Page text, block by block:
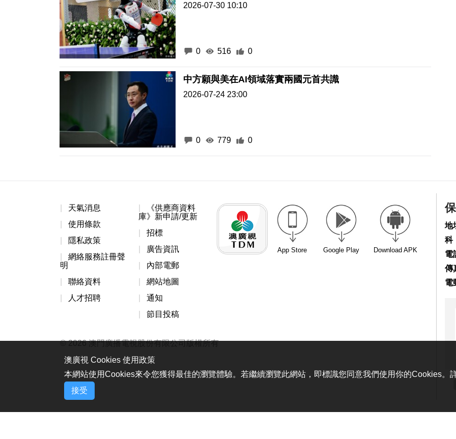
2026-07-30 10:10
0 516 0
中方願與美在AI領域落實兩國元首共識
2026-07-24 23:00
0 779 0
天氣消息
使用條款
隱私政策
網絡服務註冊聲
明
聯絡資料
人才招聘
《供應商資料
庫》新申請/更新
招標
廣告資訊
內部電郵
網站地圖
通知
節目投稿
App Store Google Play Download APK
© 2026 澳門廣播電視股份有限公司版權所有
地
科
電
傳
電
澳廣視 Cookies 使用政策
本網站使用Cookies來令您獲得最佳的瀏覽體驗。若繼續瀏覽此網站，即標識您同意我們使用你的Cookies。
接受